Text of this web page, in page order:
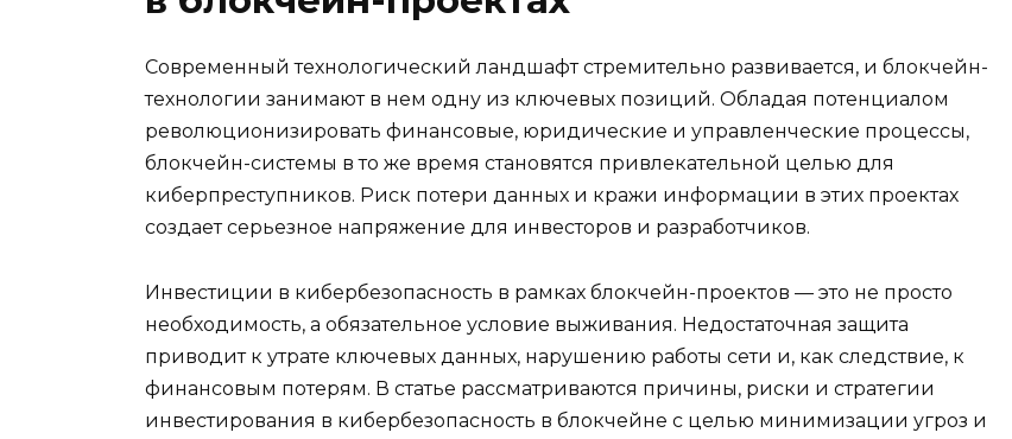
Современный технологический ландшафт стремительно развивается, и блокчейн-
технологии занимают в нем одну из ключевых позиций. Обладая потенциалом
революционизировать финансовые, юридические и управленческие процессы,
блокчейн-системы в то же время становятся привлекательной целью для
киберпреступников. Риск потери данных и кражи информации в этих проектах
создает серьезное напряжение для инвесторов и разработчиков.
Инвестиции в кибербезопасность в рамках блокчейн-проектов — это не просто
необходимость, а обязательное условие выживания. Недостаточная защита
приводит к утрате ключевых данных, нарушению работы сети и, как следствие, к
финансовым потерям. В статье рассматриваются причины, риски и стратегии
инвестирования в кибербезопасность в блокчейне с целью минимизации угроз и